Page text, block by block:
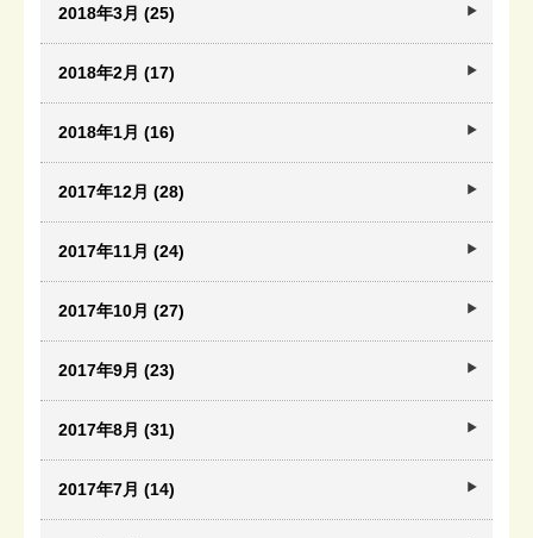
2018年3月 (25)
2018年2月 (17)
2018年1月 (16)
2017年12月 (28)
2017年11月 (24)
2017年10月 (27)
2017年9月 (23)
2017年8月 (31)
2017年7月 (14)